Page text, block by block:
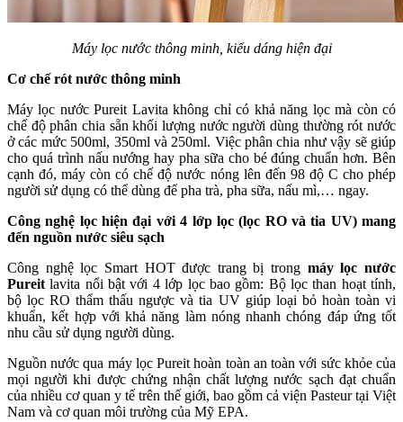
Máy lọc nước thông minh, kiểu dáng hiện đại
Cơ chế rót nước thông minh
Máy lọc nước Pureit Lavita không chỉ có khả năng lọc mà còn có
chế độ phân chia sẵn khối lượng nước người dùng thường rót nước
ở các mức 500ml, 350ml và 250ml. Việc phân chia như vậy sẽ giúp
cho quá trình nấu nướng hay pha sữa cho bé đúng chuẩn hơn. Bên
cạnh đó, máy còn có chế độ nước nóng lên đến 98 độ C cho phép
người sử dụng có thể dùng để pha trà, pha sữa, nấu mì,… ngay.
Công nghệ lọc hiện đại với 4 lớp lọc (lọc RO và tia UV) mang
đến nguồn nước siêu sạch
Công nghệ lọc Smart HOT được trang bị trong máy lọc nước
Pureit lavita nổi bật với 4 lớp lọc bao gồm: Bộ lọc than hoạt tính,
bộ lọc RO thẩm thấu ngược và tia UV giúp loại bỏ hoàn toàn vi
khuẩn, kết hợp với khả năng làm nóng nhanh chóng đáp ứng tốt
nhu cầu sử dụng người dùng.
Nguồn nước qua máy lọc Pureit hoàn toàn an toàn với sức khỏe của
mọi người khi được chứng nhận chất lượng nước sạch đạt chuẩn
của nhiều cơ quan y tế trên thế giới, bao gồm cả viện Pasteur tại Việt
Nam và cơ quan môi trường của Mỹ EPA.